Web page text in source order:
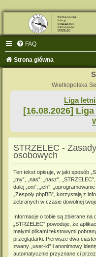
FAQ
Strona główna
Wielkopolska
Liga
[16.08.2026]
STRZELEC -
osobowych
Ten tekst opisuje, w jaki sposób
„my”, „nas”, „nasz”,
dalej „oni”, „ich”,
„Zespoły phpBB”, korzystają z
zebranych w czasie dowolnej
Informacje o tobie są zbierane na
„STRZELEC” powoduje, że
małymi plikami tekstowymi
przeglądarki. Pierwsze dwa
zwany „user-id” i anonimowy
automatycznie przyznane ci